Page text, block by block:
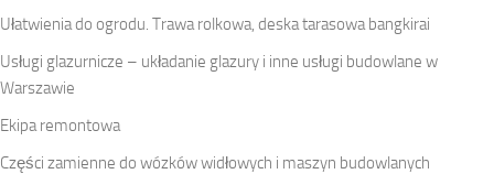
Ułatwienia do ogrodu. Trawa rolkowa, deska tarasowa bangkirai
Usługi glazurnicze – układanie glazury i inne usługi budowlane w
Warszawie
Ekipa remontowa
Części zamienne do wózków widłowych i maszyn budowlanych